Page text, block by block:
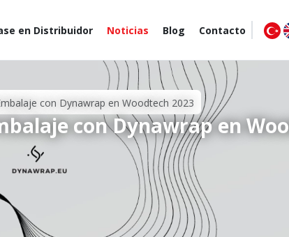
en Distribuidor Noticias Blog Contacto
con Dynawrap en Woodtech 2023
con Dynawrap en